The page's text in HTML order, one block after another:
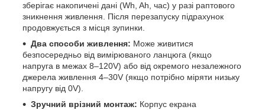
зберігає накопичені дані (Wh, Ah, час) у разі раптового
зникнення живлення. Після перезапуску підрахунок
продовжується з місця зупинки.
Два способи живлення: Може живитися
безпосередньо від вимірюваного ланцюга (якщо
напруга в межах 8–120V) або від окремого незалежного
джерела живлення 4–30V (якщо потрібно міряти низьку
напругу від 0V).
Зручний врізний монтаж: Корпус екрана